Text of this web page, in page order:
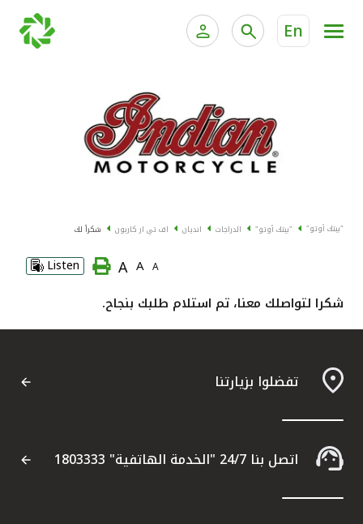
En
الخدمات المصرفية الإلكترونية للأفراد
الخدمات المصرفية الإلكترونية للشركات
جميع السيارات
مواقع الفروع وأجهزة الصرف الآلي
"بيتك أوتو" "بيتك أوتو" الدراجات انديان اف تي ار كاربون شكراً لك
A
A
A
Listen
شكرا لتواصلك معنا، تم استلام طلبك بنجاح.
تفضلوا بزيارتنا
اتصل بنا 24/7 "الخدمة الهاتفية" 1803333